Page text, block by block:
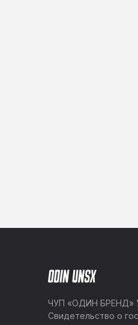
ЧУП «ОДИН БРЕНД»
Свидетельство о